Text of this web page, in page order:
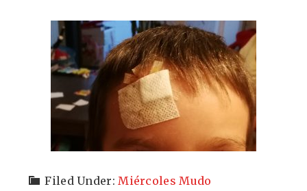
Filed Under:Miércoles Mudo